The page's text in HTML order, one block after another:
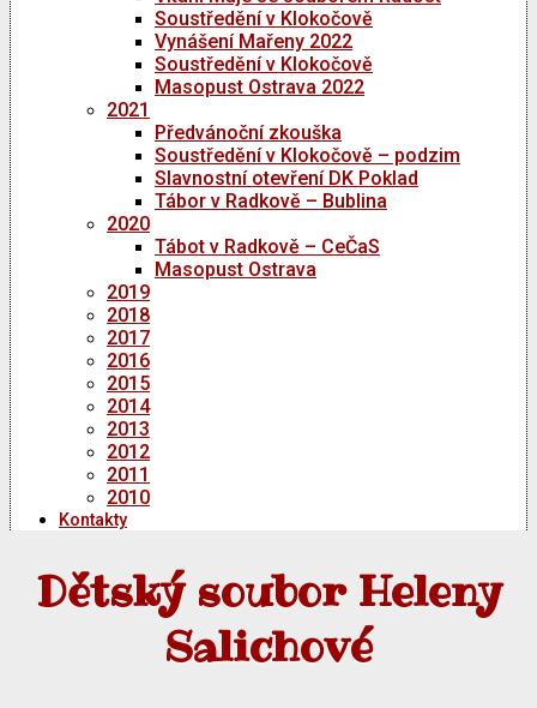
Soustředění v Klokočově
Vynášení Mařeny 2022
Soustředění v Klokočově
Masopust Ostrava 2022
2021
Předvánoční zkouška
Soustředění v Klokočově – podzim
Slavnostní otevření DK Poklad
Tábor v Radkově – Bublina
2020
Tábot v Radkově – CeČaS
Masopust Ostrava
2019
2018
2017
2016
2015
2014
2013
2012
2011
2010
Kontakty
Dětský soubor Heleny
Salichové